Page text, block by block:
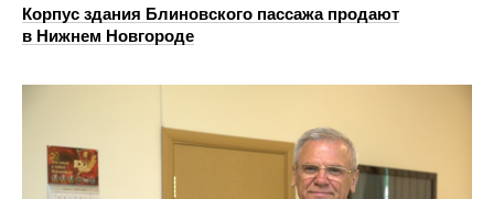
Корпус здания Блиновского пассажа продают
в Нижнем Новгороде